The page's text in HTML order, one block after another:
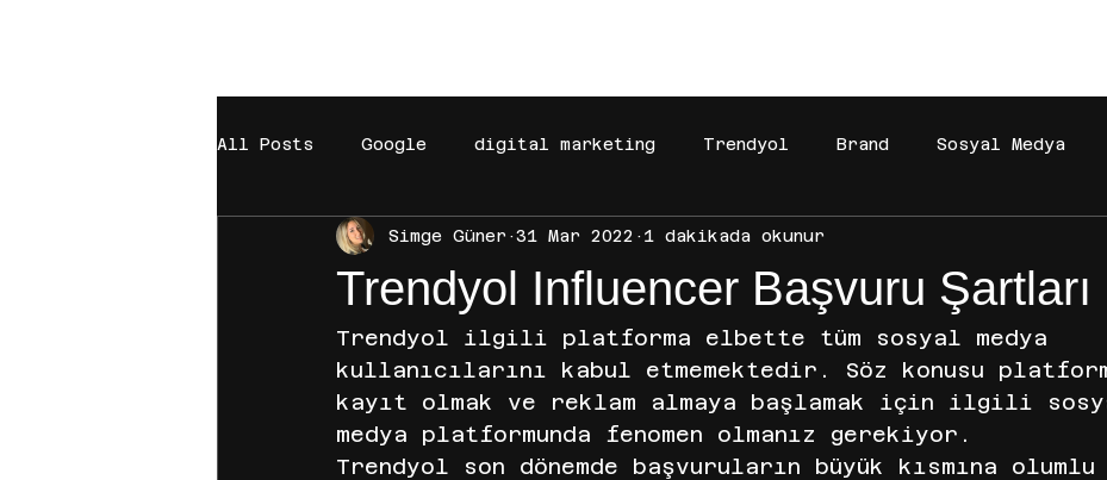
All Posts Google digital marketing Trendyol Brand Sosyal Medya
Hepsiburada Tiktok Gelir Ortaklığı Dijital Pazarlama
reklam süreci fenomen reklamları reklam yönetimi iyzico Amazon
Ticaret Shopify Meta temu TEMU TEMU
Trendyol Influencer Başvuru Şartları
Simge Güner 31 Mar 2022 1 dakikada okunur
Trendyol ilgili platforma elbette tüm sosyal medya
kullanıcılarını kabul etmemektedir. Söz konusu
kayıt olmak ve reklam almaya başlamak için ilgili
medya platformunda fenomen olmanız gerekiyor.
Trendyol son dönemde başvuruların büyük kısmına